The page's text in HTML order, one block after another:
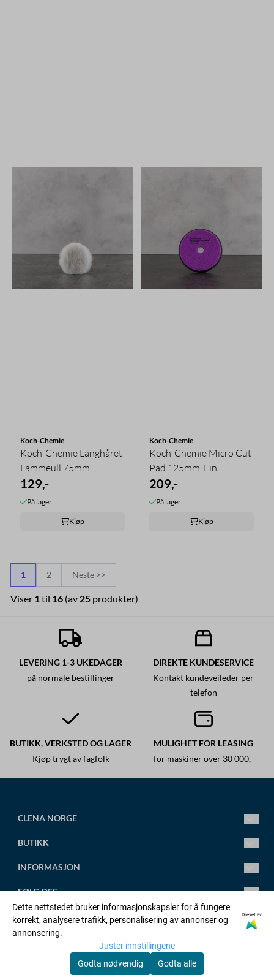
Koch-Chemie
Koch-Chemie Langhåret
Lammeull 75mm  ...
129,-
På lager
Kjøp
Koch-Chemie
Koch-Chemie Micro Cut
Pad 125mm  Fin ...
209,-
På lager
Kjøp
1 2 Neste >>
Viser 1 til 16(av 25produkter)
LEVERING 1-3 UKEDAGER
på normale bestillinger
DIREKTE KUNDESERVICE
Kontakt kundeveileder per
telefon
BUTIKK, VERKSTED OG LAGER
Kjøp trygt av fagfolk
MULIGHET FOR LEASING
for maskiner over 30 000,-
CLENA NORGE
Vi leverer alt fra små standard høytrykksspylere til store
spesialtilpassede anlegg.
post@clena.no
Tlf.: +47 45 88 58 31
Org. nr. 920230695
Orstadvegen 128b, 4353 KLEPP STASJON
BUTIKK
Mandag-Fredag 8.00-16.00
Kontakt oss
OPPRETT KONTO
INFORMASJON
Om oss
Artikler
Salgsbetingelser
Personvernerklæring
FØLG OSS
Facebook
© Copyright Company, org. number xxxxxx-xxxx
Dette nettstedet bruker informasjonskapsler for å fungere
korrekt, analysere trafikk, personalisering av annonser og
annonsering.
Drevet av
Juster innstillingene
Godta nødvendig
Godta alle